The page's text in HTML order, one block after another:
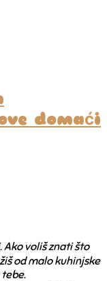
domaći
voliš znati što
od malo kuhinjske